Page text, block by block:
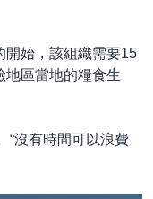
開始，該組織需要15
地區當地的糧食生
“沒有時間可以浪費